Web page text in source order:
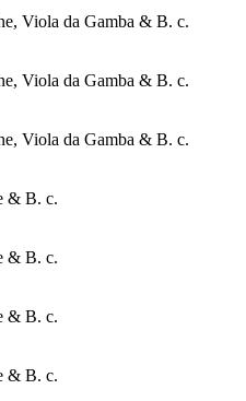
Viola da Gamba & B. c.
Viola da Gamba & B. c.
Viola da Gamba & B. c.
& B. c.
& B. c.
& B. c.
& B. c.